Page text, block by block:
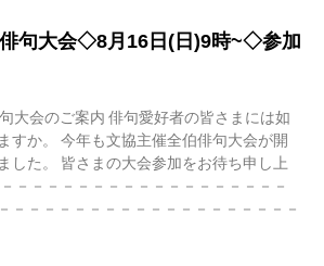
句大会◇8月16日(日)9時~◇参加
会のご案内 俳句愛好者の皆さまには如
すか。 今年も文協主催全伯俳句大会が開
した。 皆さまの大会参加をお待ち申し上
－－－－－－－－－－－－－－－－－－
－－－－－－－－－－－－－－－－－－－